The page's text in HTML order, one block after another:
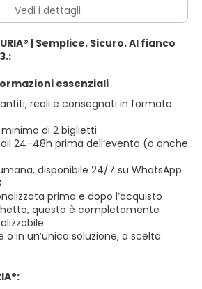
Vedi i dettagli
| Semplice. Sicuro. Al fianco
essenziali
reali e consegnati in formato
di 2 biglietti
24–48h prima dell’evento (o anche
disponibile 24/7 su WhatsApp
prima e dopo l’acquisto
questo è completamente
in un’unica soluzione, a scelta